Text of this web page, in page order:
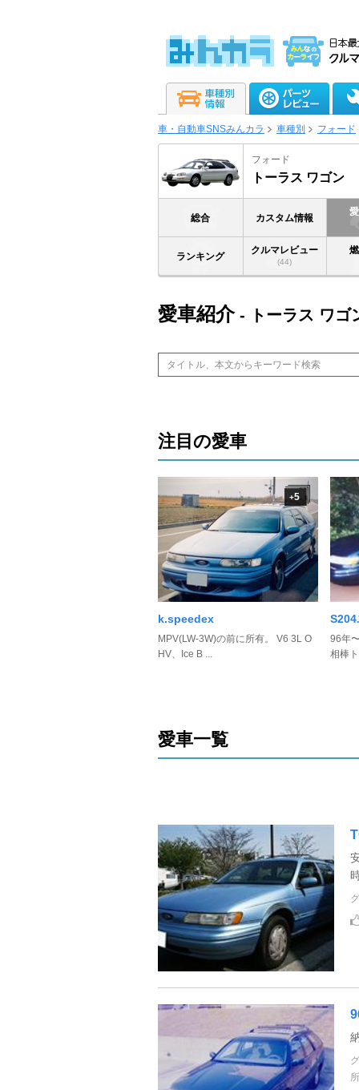
車・自動車SNSみんカラ 車種別 フォード
フォード
トーラス ワゴン
総合 カスタム情報
ランキング
クルマレビュー
(44)
愛車紹介- トーラス ワゴ
注目の愛車
+5
k.speedex
MPV(LW-3W)の前に所有。 V6 3L O
HV、Ice B ...
S204
96年
相棒
愛車一覧